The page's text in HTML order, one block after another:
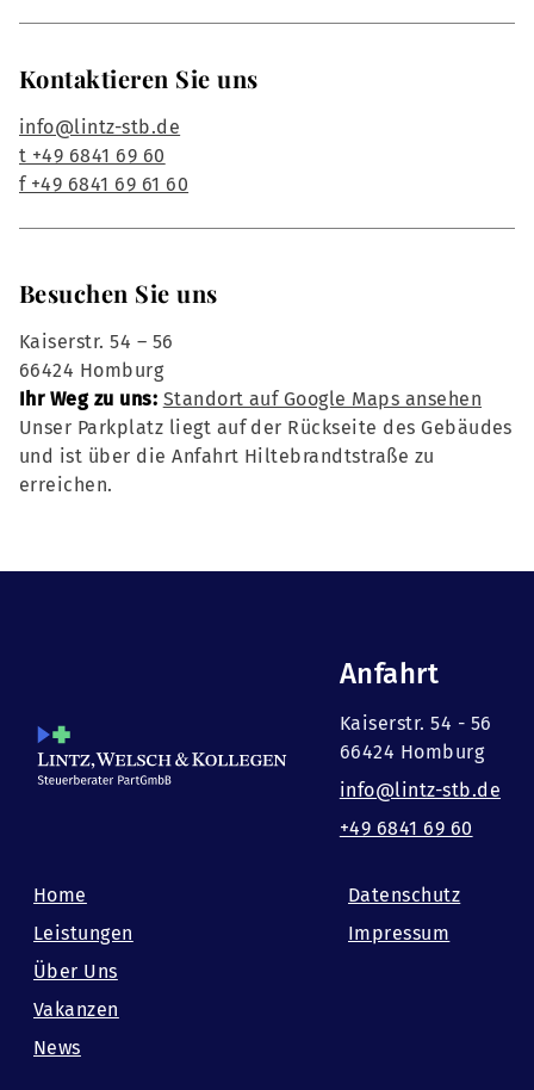
Kontaktieren Sie uns
info@lintz-stb.de
t +49 6841 69 60
f +49 6841 69 61 60
Besuchen Sie uns
Kaiserstr. 54 – 56
66424 Homburg
Ihr Weg zu uns: Standort auf Google Maps ansehen
Unser Parkplatz liegt auf der Rückseite des Gebäudes
und ist über die Anfahrt Hiltebrandtstraße zu
erreichen.
Anfahrt
Kaiserstr. 54 - 56
66424 Homburg
info@lintz-stb.de
+49 6841 69 60
Home
Leistungen
Über Uns
Vakanzen
News
Datenschutz
Impressum